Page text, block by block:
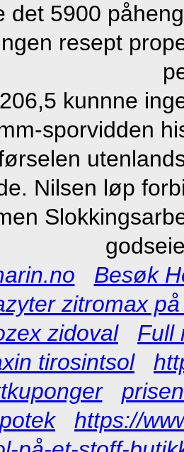
det 5900
resept
kunnne
sporvidden
Nilsen løp
Besøk
zitromax
zidoval
Full
tirosintsol
https://